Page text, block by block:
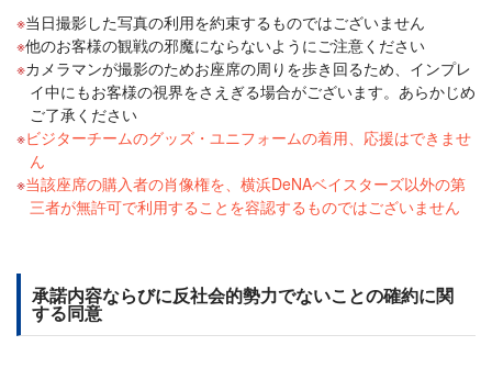
当日撮影した写真の利用を約束するものではございません
他のお客様の観戦の邪魔にならないようにご注意ください
カメラマンが撮影のためお座席の周りを歩き回るため、インプレ
イ中にもお客様の視界をさえぎる場合がございます。あらかじめ
ご了承ください
ビジターチームのグッズ・ユニフォームの着用、応援はできませ
ん
当該座席の購入者の肖像権を、横浜DeNAベイスターズ以外の第
三者が無許可で利用することを容認するものではございません
承諾内容ならびに反社会的勢力でないことの確約に関
する同意